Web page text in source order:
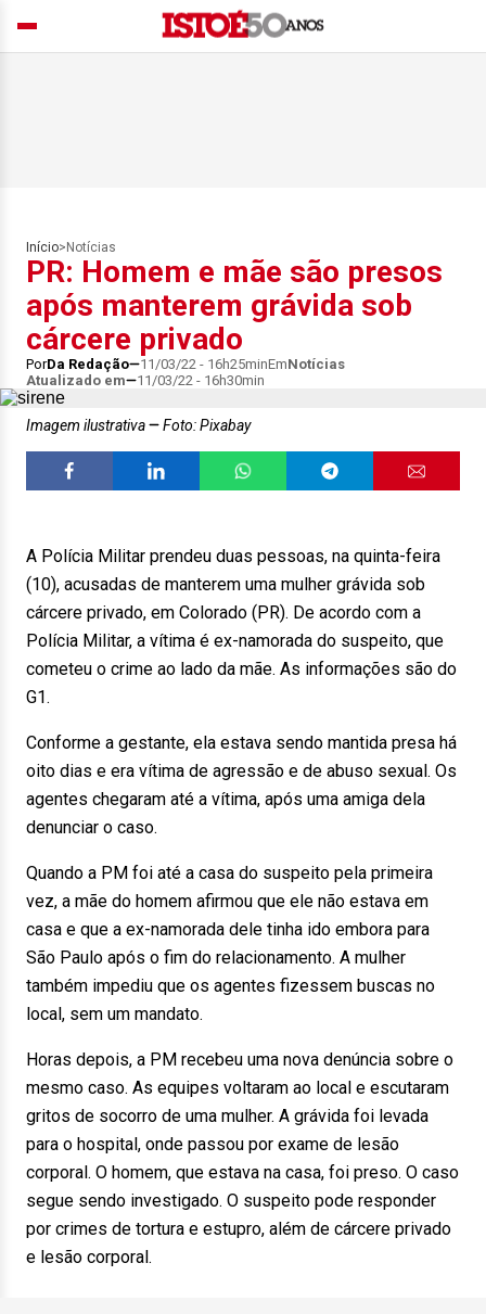
Início> Notícias
PR: Homem e mãe são presos
após manterem grávida sob
cárcere privado
PorDa Redação 11/03/22 - 16h25minEmNotícias
Atualizado em
11/03/22 - 16h30min
Imagem ilustrativa Foto: Pixabay
A Polícia Militar prendeu duas pessoas, na quinta-feira
(10), acusadas de manterem uma mulher grávida sob
cárcere privado, em Colorado (PR). De acordo com a
Polícia Militar, a vítima é ex-namorada do suspeito, que
cometeu o crime ao lado da mãe. As informações são do
G1.
Conforme a gestante, ela estava sendo mantida presa há
oito dias e era vítima de agressão e de abuso sexual. Os
agentes chegaram até a vítima, após uma amiga dela
denunciar o caso.
Quando a PM foi até a casa do suspeito pela primeira
vez, a mãe do homem afirmou que ele não estava em
casa e que a ex-namorada dele tinha ido embora para
São Paulo após o fim do relacionamento. A mulher
também impediu que os agentes fizessem buscas no
local, sem um mandato.
Horas depois, a PM recebeu uma nova denúncia sobre o
mesmo caso. As equipes voltaram ao local e escutaram
gritos de socorro de uma mulher. A grávida foi levada
para o hospital, onde passou por exame de lesão
corporal. O homem, que estava na casa, foi preso. O caso
segue sendo investigado. O suspeito pode responder
por crimes de tortura e estupro, além de cárcere privado
e lesão corporal.